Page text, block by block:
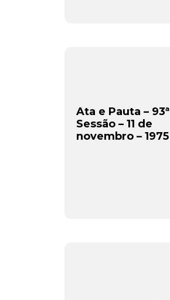
Ata e Pauta – 93ª
Sessão – 11 de
novembro – 1975